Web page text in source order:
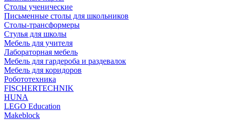
Столы ученические
Письменные столы для школьников
Столы-трансформеры
Стулья для школы
Мебель для учителя
Лабораторная мебель
Мебель для гардероба и раздевалок
Мебель для коридоров
Робототехника
FISCHERTECHNIK
HUNA
LEGO Education
Makeblock